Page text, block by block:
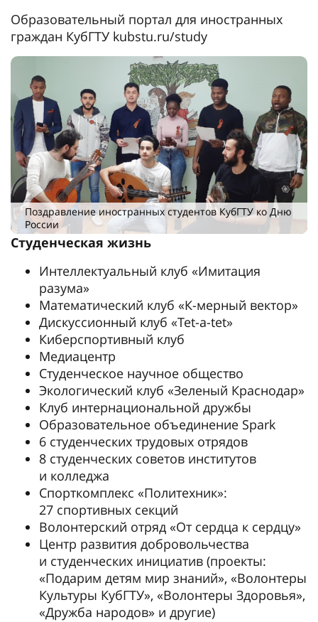
Образовательный портал для иностранных
граждан КубГТУ kubstu.ru/study
Поздравление иностранных студентов КубГТУ ко Дню
России
Студенческая жизнь
Интеллектуальный клуб «Имитация
разума»
Математический клуб «К-мерный вектор»
Дискуссионный клуб «Tet-a-tet»
Киберспортивный клуб
Медиацентр
Студенческое научное общество
Экологический клуб «Зеленый Краснодар»
Клуб интернациональной дружбы
Образовательное объединение Spark
6 студенческих трудовых отрядов
8 студенческих советов институтов
и колледжа
Спорткомплекс «Политехник»:
27 спортивных секций
Волонтерский отряд «От сердца к сердцу»
Центр развития добровольчества
и студенческих инициатив (проекты:
«Подарим детям мир знаний», «Волонтеры
Культуры КубГТУ», «Волонтеры Здоровья»,
«Дружба народов» и другие)